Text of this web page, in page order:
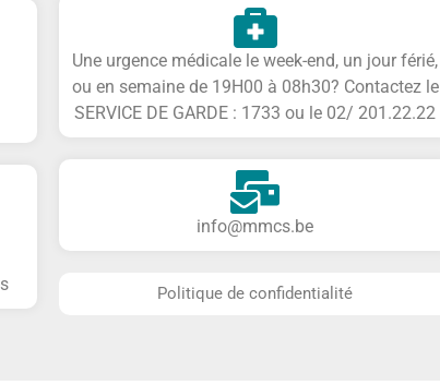
Une urgence médicale le week-end, un jour férié,
ou en semaine de 19H00 à 08h30? Contactez le
SERVICE DE GARDE : 1733 ou le 02/ 201.22.22
info@mmcs.be
Politique de confidentialité